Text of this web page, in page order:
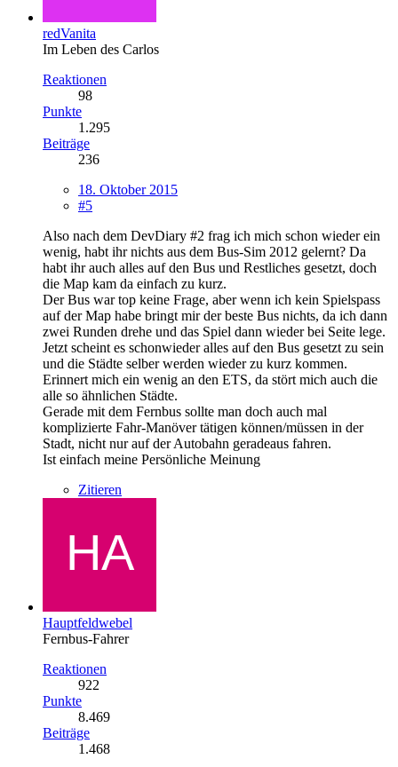
redVanita
Im Leben des Carlos
Reaktionen
98
Punkte
1.295
Beiträge
236
18. Oktober 2015
#5
Also nach dem DevDiary #2 frag ich mich schon wieder ein
wenig, habt ihr nichts aus dem Bus-Sim 2012 gelernt? Da
habt ihr auch alles auf den Bus und Restliches gesetzt, doch
die Map kam da einfach zu kurz.
Der Bus war top keine Frage, aber wenn ich kein Spielspass
auf der Map habe bringt mir der beste Bus nichts, da ich dann
zwei Runden drehe und das Spiel dann wieder bei Seite lege.
Jetzt scheint es schonwieder alles auf den Bus gesetzt zu sein
und die Städte selber werden wieder zu kurz kommen.
Erinnert mich ein wenig an den ETS, da stört mich auch die
alle so ähnlichen Städte.
Gerade mit dem Fernbus sollte man doch auch mal
komplizierte Fahr-Manöver tätigen können/müssen in der
Stadt, nicht nur auf der Autobahn geradeaus fahren.
Ist einfach meine Persönliche Meinung
Zitieren
Hauptfeldwebel
Fernbus-Fahrer
Reaktionen
922
Punkte
8.469
Beiträge
1.468